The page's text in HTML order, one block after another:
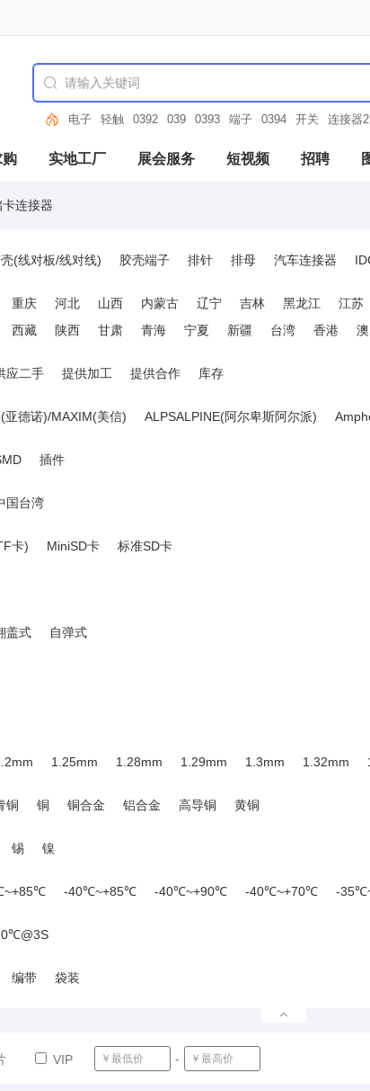
电子 轻触 0392 039 0393 端子 0394 开关 连接器2
购 实地工厂 展会服务 短视频 招聘
连接器
壳(线对板/线对线) 胶壳端子 排针 排母 汽车连接器
器 IEEE 1394/火线连接器 插拔式接线端子 螺钉式接线端子
接器 馈电/射频绝缘子 音频连接器(耳机) 莲花接口/RCA
PCI/PCIe连接器 硬盘连接器(SAS/SATA/M.2)
夹 圆形(线缆)连接器 圆形DIN连接器 XLR(卡侬)连接器
重庆 河北 山西 内蒙古 辽宁 吉林 黑龙江 江苏
西藏 陕西 甘肃 青海 宁夏 新疆 台湾 香港
应二手 提供加工 提供合作 库存
亚德诺)/MAXIM(美信) ALPSALPINE(阿尔卑斯阿尔派)
HRS(广濑)
MUP(德海威)
XUNPU(讯普) XYECONN(辛译)
插件
国台湾
卡) MiniSD卡 标准SD卡
盖式 自弹式
1.25mm 1.28mm 1.29mm 1.3mm 1.32mm
2.3mm 2.30mm 2.5mm 2.65mm
2.96mm
铜 铜 铜合金 铝合金 高导铜 黄铜
锡 镍
-40℃~+85℃ -40℃~+90℃ -40℃~+70℃ -
编带 袋装
VIP -